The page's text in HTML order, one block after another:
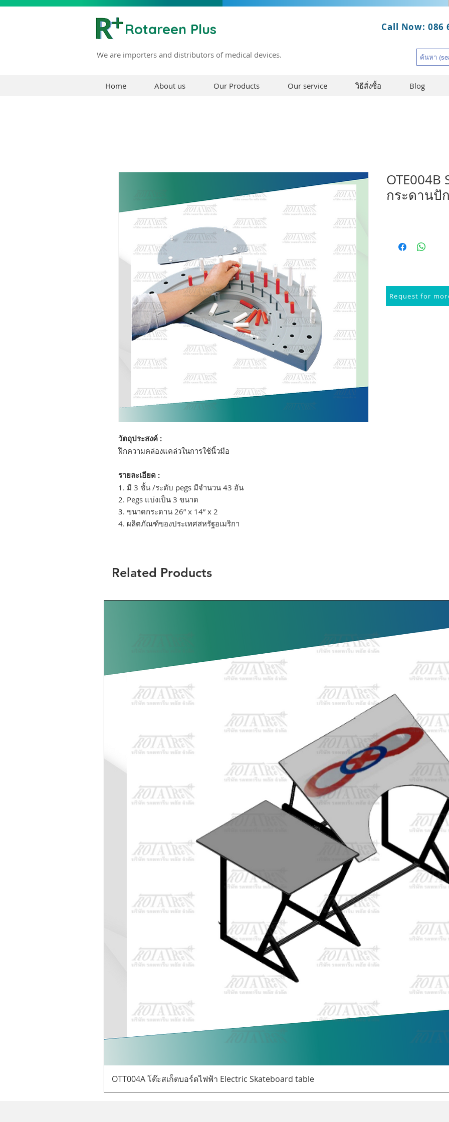
Rotareen Plus Call Now: 086
We are importers and distributors of medical devices.
Home About us Our Products Our service วิธีสั่งซื้อ Blog
วัตถุประสงค์ :
ฝึกความคล่องแคล่วในการใช้นิ้วมือ
รายละเอียด :
1. มี 3 ชั้น /ระดับ pegs มีจำนวน 43 อัน
2. Pegs แบ่งเป็น 3 ขนาด
3. ขนาดกระดาน 26” x 14” x 2
4. ผลิตภัณฑ์ของประเทศสหรัฐอเมริกา
OTE004B
กระดานปั
Request for
Related Products
OTT004A โต๊ะสเก็ตบอร์ดไฟฟ้า Electric Skateboard table